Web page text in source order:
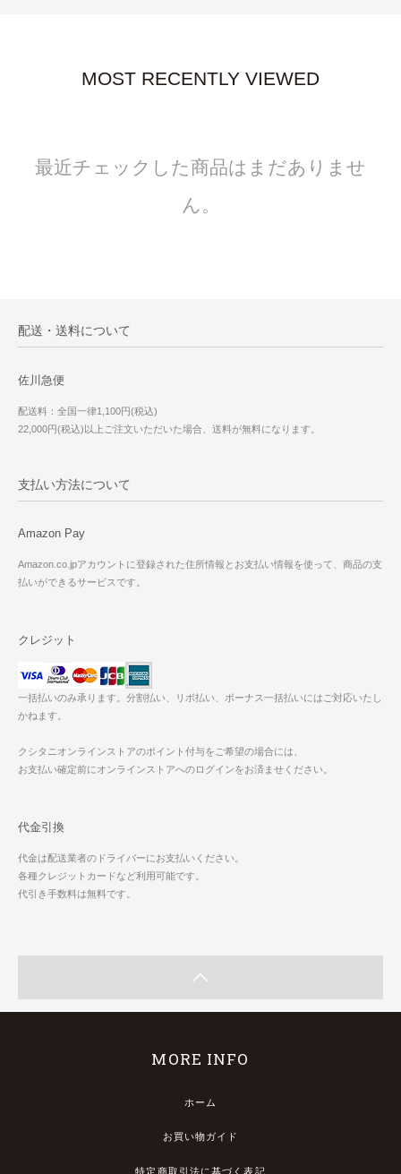
MOST RECENTLY VIEWED
最近チェックした商品はまだありませ
ん。
配送・送料について
佐川急便
配送料：全国一律1,100円(税込)
22,000円(税込)以上ご注文いただいた場合、送料が無料になります。
支払い方法について
Amazon Pay
Amazon.co.jpアカウントに登録された住所情報とお支払い情報を使って、商品の支
払いができるサービスです。
クレジット
一括払いのみ承ります。分割払い、リボ払い、ボーナス一括払いにはご対応いたし
かねます。
クシタニオンラインストアのポイント付与をご希望の場合には、
お支払い確定前にオンラインストアへのログインをお済ませください。
代金引換
代金は配送業者のドライバーにお支払いください。
各種クレジットカードなど利用可能です。
代引き手数料は無料です。
MORE INFO
ホーム
お買い物ガイド
特定商取引法に基づく表記